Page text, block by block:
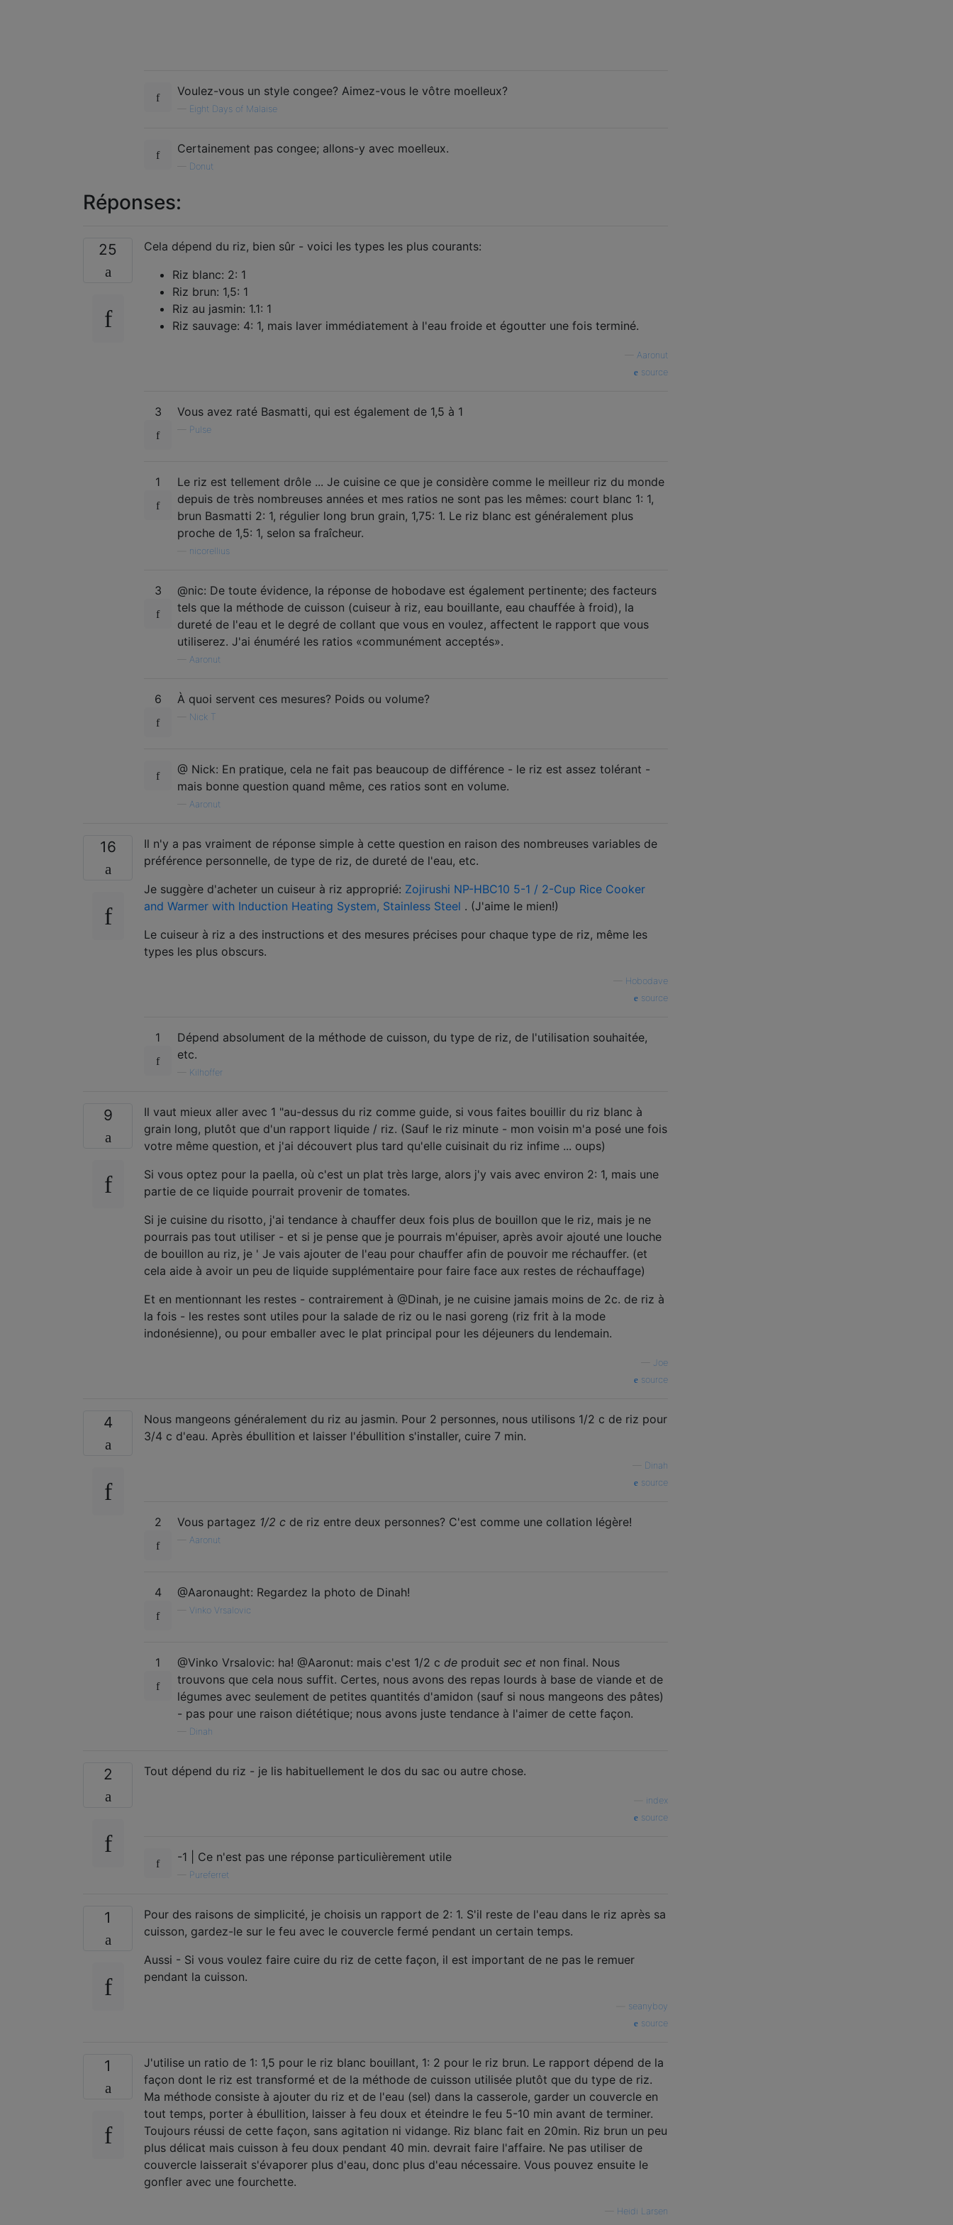
Voulez-vous un style congee? Aimez-vous le vôtre moelleux?
Eight Days of Malaise
Certainement pas congee; allons-y avec moelleux.
Donut
Réponses:
25
Cela dépend du riz, bien sûr - voici les types les plus courants:
Riz blanc: 2: 1
Riz brun: 1,5: 1
Riz au jasmin: 1.1: 1
Riz sauvage: 4: 1, mais laver immédiatement à l'eau froide et égoutter une fois terminé.
Aaronut
source
3 Vous avez raté Basmatti, qui est également de 1,5 à 1
Pulse
1
Le riz est tellement drôle ... Je cuisine ce que je considère comme le meilleur riz du monde
depuis de très nombreuses années et mes ratios ne sont pas les mêmes: court blanc 1: 1,
brun Basmatti 2: 1, régulier long brun grain, 1,75: 1. Le riz blanc est généralement plus
proche de 1,5: 1, selon sa fraîcheur.
nicorellius
3
@nic: De toute évidence, la réponse de hobodave est également pertinente; des facteurs
tels que la méthode de cuisson (cuiseur à riz, eau bouillante, eau chauffée à froid), la
dureté de l'eau et le degré de collant que vous en voulez, affectent le rapport que vous
utiliserez. J'ai énuméré les ratios «communément acceptés».
Aaronut
6 À quoi servent ces mesures? Poids ou volume?
Nick T
@ Nick: En pratique, cela ne fait pas beaucoup de différence - le riz est assez tolérant -
mais bonne question quand même, ces ratios sont en volume.
Aaronut
16
Il n'y a pas vraiment de réponse simple à cette question en raison des nombreuses variables de
préférence personnelle, de type de riz, de dureté de l'eau, etc.
Je suggère d'acheter un cuiseur à riz approprié: Zojirushi NP-HBC10 5-1 / 2-Cup Rice Cooker
and Warmer with Induction Heating System, Stainless Steel . (J'aime le mien!)
Le cuiseur à riz a des instructions et des mesures précises pour chaque type de riz, même les
types les plus obscurs.
Hobodave
source
1
Dépend absolument de la méthode de cuisson, du type de riz, de l'utilisation souhaitée,
etc.
Kilhoffer
9
Il vaut mieux aller avec 1 "au-dessus du riz comme guide, si vous faites bouillir du riz blanc à
grain long, plutôt que d'un rapport liquide / riz. (Sauf le riz minute - mon voisin m'a posé une fois
votre même question, et j'ai découvert plus tard qu'elle cuisinait du riz infime ... oups)
Si vous optez pour la paella, où c'est un plat très large, alors j'y vais avec environ 2: 1, mais une
partie de ce liquide pourrait provenir de tomates.
Si je cuisine du risotto, j'ai tendance à chauffer deux fois plus de bouillon que le riz, mais je ne
pourrais pas tout utiliser - et si je pense que je pourrais m'épuiser, après avoir ajouté une louche
de bouillon au riz, je ' Je vais ajouter de l'eau pour chauffer afin de pouvoir me réchauffer. (et
cela aide à avoir un peu de liquide supplémentaire pour faire face aux restes de réchauffage)
Et en mentionnant les restes - contrairement à @Dinah, je ne cuisine jamais moins de 2c. de riz à
la fois - les restes sont utiles pour la salade de riz ou le nasi goreng (riz frit à la mode
indonésienne), ou pour emballer avec le plat principal pour les déjeuners du lendemain.
Joe
source
4
Nous mangeons généralement du riz au jasmin. Pour 2 personnes, nous utilisons 1/2 c de riz pour
3/4 c d'eau. Après ébullition et laisser l'ébullition s'installer, cuire 7 min.
Dinah
source
2 Vous partagez 1/2 c de riz entre deux personnes? C'est comme une collation légère!
Aaronut
4 @Aaronaught: Regardez la photo de Dinah!
Vinko Vrsalovic
1 @Vinko Vrsalovic: ha! @Aaronut: mais c'est 1/2 c de produit sec et non final. Nous
trouvons que cela nous suffit. Certes, nous avons des repas lourds à base de viande et de
légumes avec seulement de petites quantités d'amidon (sauf si nous mangeons des pâtes)
- pas pour une raison diététique; nous avons juste tendance à l'aimer de cette façon.
Dinah
2 Tout dépend du riz - je lis habituellement le dos du sac ou autre chose.
index
source
-1 | Ce n'est pas une réponse particulièrement utile
Pureferret
1
Pour des raisons de simplicité, je choisis un rapport de 2: 1. S'il reste de l'eau dans le riz après sa
cuisson, gardez-le sur le feu avec le couvercle fermé pendant un certain temps.
Aussi - Si vous voulez faire cuire du riz de cette façon, il est important de ne pas le remuer
pendant la cuisson.
seanyboy
source
1
J'utilise un ratio de 1: 1,5 pour le riz blanc bouillant, 1: 2 pour le riz brun. Le rapport dépend de la
façon dont le riz est transformé et de la méthode de cuisson utilisée plutôt que du type de riz.
Ma méthode consiste à ajouter du riz et de l'eau (sel) dans la casserole, garder un couvercle en
tout temps, porter à ébullition, laisser à feu doux et éteindre le feu 5-10 min avant de terminer.
Toujours réussi de cette façon, sans agitation ni vidange. Riz blanc fait en 20min. Riz brun un peu
plus délicat mais cuisson à feu doux pendant 40 min. devrait faire l'affaire. Ne pas utiliser de
couvercle laisserait s'évaporer plus d'eau, donc plus d'eau nécessaire. Vous pouvez ensuite le
gonfler avec une fourchette.
Heidi Larsen